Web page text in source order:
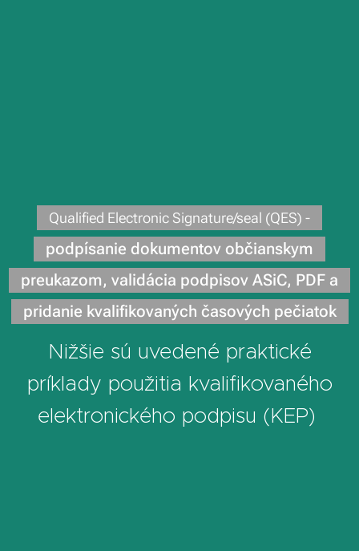
Qualified Electronic Signature/seal (QES) -
podpísanie dokumentov občianskym
preukazom, validácia podpisov ASiC, PDF a
pridanie kvalifikovaných časových pečiatok
Nižšie sú uvedené praktické
príklady použitia kvalifikovaného
elektronického podpisu (KEP)